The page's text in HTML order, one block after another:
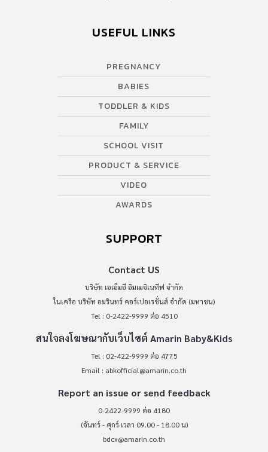
USEFUL LINKS
PREGNANCY
BABIES
TODDLER & KIDS
FAMILY
SCHOOL VISIT
PRODUCT & SERVICE
VIDEO
AWARDS
SUPPORT
Contact US
บริษัท เอเอ็มอี อิมเมจิเนทีฟ จำกัด
ในเครือ บริษัท อมรินทร์ คอร์เปอเรชั่นส์ จำกัด (มหาชน)
Tel : 0-2422-9999 ต่อ 4510
สนใจลงโฆษณากับเว็บไซต์ Amarin Baby&Kids
Tel : 02-422-9999 ต่อ 4775
Email : abkofficial@amarin.co.th
Report an issue or send feedback
0-2422-9999 ต่อ 4180
(จันทร์ - ศุกร์ เวลา 09.00 - 18.00 น)
bdcx@amarin.co.th